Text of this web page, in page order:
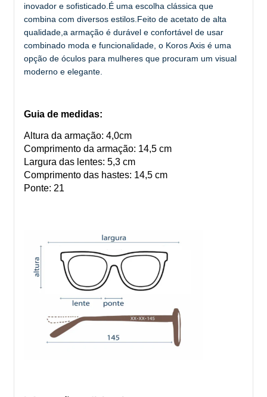
inovador e sofisticado.É uma escolha clássica que
combina com diversos estilos.Feito de acetato de alta
qualidade,a armação é durável e confortável de usar
combinado moda e funcionalidade, o Koros Axis é uma
opção de óculos para mulheres que procuram um visual
moderno e elegante.
Guia de medidas:
Altura da armação: 4,0cm
Comprimento da armação: 14,5 cm
Largura das lentes: 5,3 cm
Comprimento das hastes: 14,5 cm
Ponte: 21